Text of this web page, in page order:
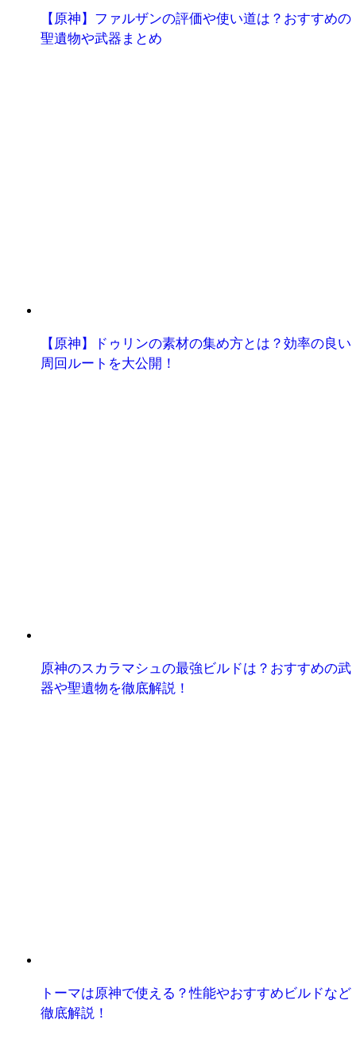
【原神】ファルザンの評価や使い道は？おすすめの
聖遺物や武器まとめ
【原神】ドゥリンの素材の集め方とは？効率の良い
周回ルートを大公開！
原神のスカラマシュの最強ビルドは？おすすめの武
器や聖遺物を徹底解説！
トーマは原神で使える？性能やおすすめビルドなど
徹底解説！